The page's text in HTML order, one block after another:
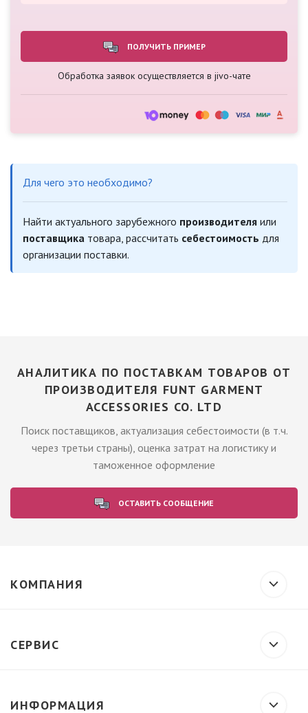
ПОЛУЧИТЬ ПРИМЕР
Обработка заявок осуществляется в jivo-чате
Для чего это необходимо?
Найти актуального зарубежного производителя или
поставщика товара, рассчитать себестоимость для
организации поставки.
АНАЛИТИКА ПО ПОСТАВКАМ ТОВАРОВ ОТ
ПРОИЗВОДИТЕЛЯ FUNT GARMENT
ACCESSORIES CO. LTD
Поиск поставщиков, актуализация себестоимости (в т.ч.
через третьи страны), оценка затрат на логистику и
таможенное оформление
ОСТАВИТЬ СООБЩЕНИЕ
КОМПАНИЯ
СЕРВИС
ИНФОРМАЦИЯ